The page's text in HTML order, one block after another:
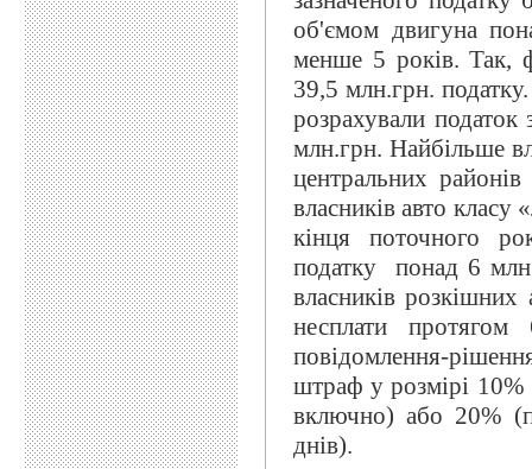
об'ємом двигуна
менше 5 років. Так,
39,5 млн.грн.
розрахували податок
млн.грн. Найбільше
центральних
власників авто
кінця поточного
податку понад 6
власників розкішних
несплати
повідомлення-
штраф у розмірі 10%
включно) або 20%
днів).